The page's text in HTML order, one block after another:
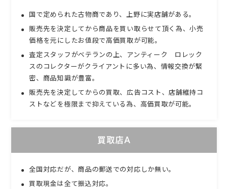
国で定められた古物商であり、上野に実店舗がある。
販売先を決定してから商品を買い取らせて頂く為、小売
価格を元にしたお値段で高価買取が可能。
査定スタッフがベテランの上、アンティーク ロレック
スのコレクターがクライアントに多い為、情報交換が緊
密、商品知識が豊富。
販売先を決定してからの買取、広告コスト、店舗維持コ
ストなどを極限まで抑えている為、高価買取が可能。
買取店A
全国対応だが、商品の郵送での対応しか無い。
買取現金は全て振込対応。